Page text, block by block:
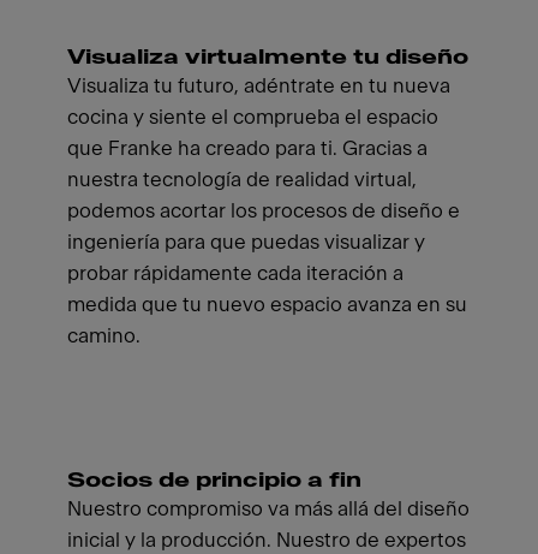
Visualiza virtualmente tu diseño
Visualiza tu futuro, adéntrate en tu nueva
cocina y siente el comprueba el espacio
que Franke ha creado para ti. Gracias a
nuestra tecnología de realidad virtual,
podemos acortar los procesos de diseño e
ingeniería para que puedas visualizar y
probar rápidamente cada iteración a
medida que tu nuevo espacio avanza en su
camino.
Socios de principio a fin
Nuestro compromiso va más allá del diseño
inicial y la producción. Nuestro de expertos